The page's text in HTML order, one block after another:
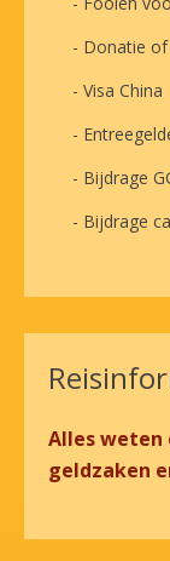
- Donatie
- Visa China
-
- Bijdrage
- Bijdrage
Alles weten
geldzaken